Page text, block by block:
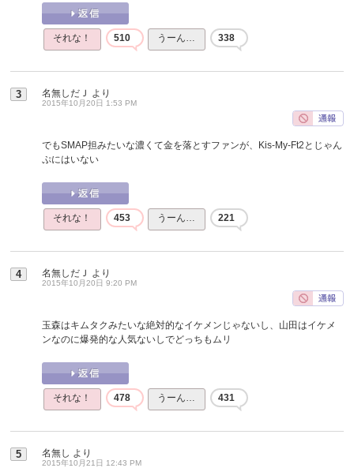
それな！ 510 うーん… 338
3 名無しだＪ より
2015年10月20日 1:53 PM
でもSMAP担みたいな濃くて金を落とすファンが、Kis-My-Ft2とじゃん
ぷにはいない
それな！ 453 うーん… 221
4 名無しだＪ より
2015年10月20日 9:20 PM
玉森はキムタクみたいな絶対的なイケメンじゃないし、山田はイケメ
ンなのに爆発的な人気ないしでどっちもムリ
それな！ 478 うーん… 431
5 名無し より
2015年10月21日 12:43 PM